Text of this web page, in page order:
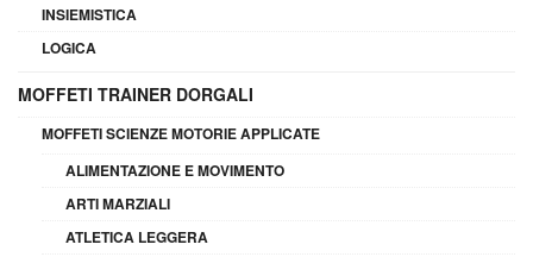
INSIEMISTICA
LOGICA
MOFFETI TRAINER DORGALI
MOFFETI SCIENZE MOTORIE APPLICATE
ALIMENTAZIONE E MOVIMENTO
ARTI MARZIALI
ATLETICA LEGGERA